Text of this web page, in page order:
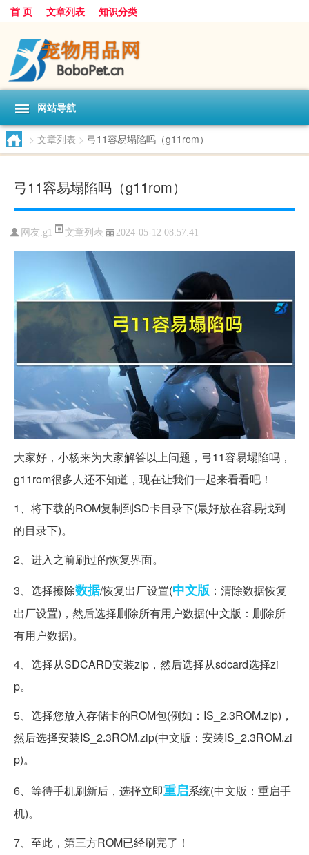
首 页 文章列表 知识分类
网站导航
> 文章列表 > 弓11容易塌陷吗（g11rom）
弓11容易塌陷吗（g11rom）
网友:g1 文章列表 2024-05-12 08:57:41
大家好，小杨来为大家解答以上问题，弓11容易塌陷吗，
g11rom很多人还不知道，现在让我们一起来看看吧！
1、将下载的ROM复制到SD卡目录下(最好放在容易找到
的目录下)。
2、进入之前刷过的恢复界面。
3、选择擦除数据/恢复出厂设置(中文版 ：清除数据恢复
出厂设置)，然后选择删除所有用户数据(中文版：删除所
有用户数据)。
4、选择从SDCARD安装zip，然后选择从sdcard选择zi
p。
5、选择您放入存储卡的ROM包(例如：IS_2.3ROM.zip)，
然后选择安装IS_2.3ROM.zip(中文版：安装IS_2.3ROM.zi
p)。
6、等待手机刷新后，选择立即重启系统(中文版：重启手
机)。
7、至此，第三方ROM已经刷完了！